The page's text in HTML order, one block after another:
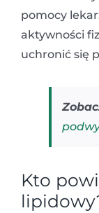
pomocy
aktywności
uchronić się
Kto